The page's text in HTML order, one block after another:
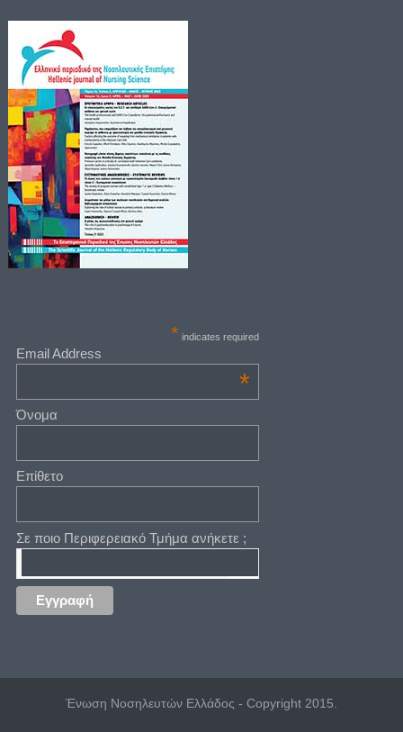
* indicates required
Email Address
*
Όνομα
Επίθετο
Σε ποιο Περιφερειακό Τμήμα ανήκετε ;
Ένωση Νοσηλευτών Ελλάδος - Copyright 2015.